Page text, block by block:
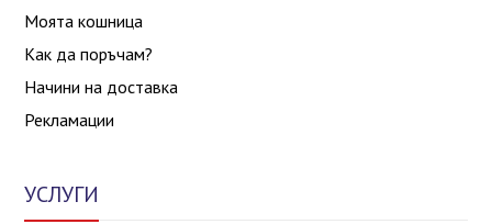
Моята кошница
Как да поръчам?
Начини на доставка
Рекламации
УСЛУГИ